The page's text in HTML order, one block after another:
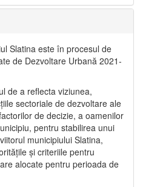
Slatina este în procesul de
de Dezvoltare Urbană 2021‐
de a reflecta viziunea,
sectoriale de dezvoltare ale
de decizie, a oamenilor
pentru stabilirea unui
municipiului Slatina,
și criteriile pentru
alocate pentru perioada de